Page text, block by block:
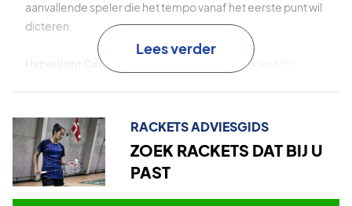
aanvallende speler die het tempo vanaf het eerste punt wil
dicteren.
Hyperlight Carbon Fibre
is een extreem sterk en licht
Vaporshaft 7.0 mm
verminderen en je swingsnelheid én slagkracht te
verhogen.
Lees verder
RACKETS ADVIESGIDS
ZOEK RACKETS DAT BIJ U
PAST